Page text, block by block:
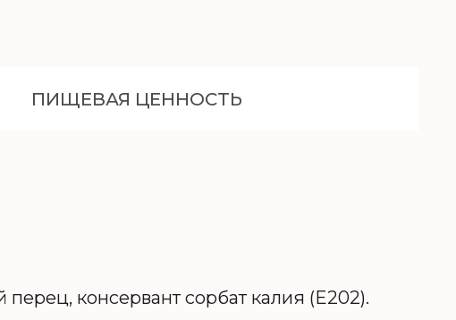
ПИЩЕВАЯ ЦЕННОСТЬ
консервант сорбат калия (E202).